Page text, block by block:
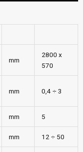
mm
2800 x
570
mm 0,4 ÷ 3
mm 5
mm 12 ÷ 50